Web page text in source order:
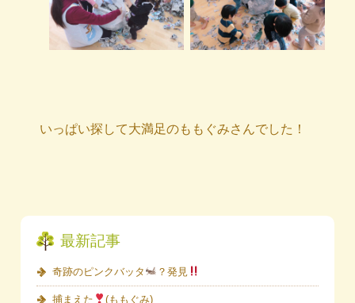
いっぱい探して大満足のももぐみさんでした！
最新記事
奇跡のピンクバッタ ？発見
捕まえた (ももぐみ)